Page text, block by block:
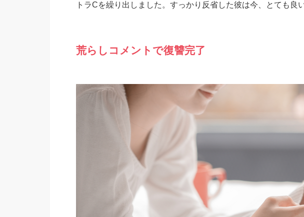
トラCを繰り出しました。すっかり反省した彼は今、とても良
荒らしコメントで復讐完了